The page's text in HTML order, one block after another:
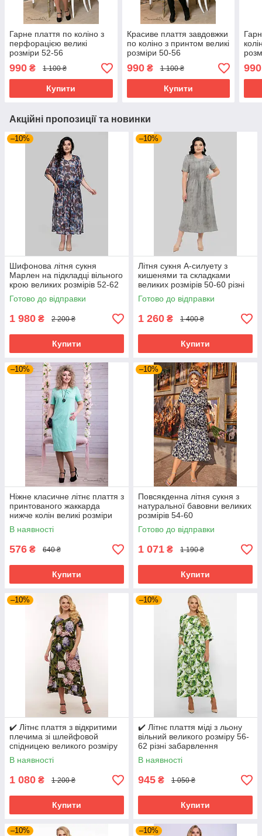
Гарне плаття по коліно з
перфорацією великі
розміри 52-56
990 ₴ 1 100 ₴
Купити
Красиве плаття завдовжки
по коліно з принтом великі
розміри 50-56
990₴ 1 100 ₴
Купити
990
Акційні пропозиції та новинки
–10%
Шифонова літня сукня
Марлен на підкладці вільного
крою великих розмірів 52-62
різні кольори
Готово до відправки
1 980 ₴ 2 200 ₴
Купити
–10%
Літня сукня А-силуету з
кишенями та складками
великих розмірів 50-60 різні
кольори сіра
Готово до відправки
1 260 ₴ 1 400 ₴
Купити
–10%
Ніжне класичне літнє плаття з
принтованого жаккарда
нижче колін великі розміри
48-54
В наявності
576 ₴ 640 ₴
Купити
–10%
Повсякденна літня сукня з
натуральної бавовни великих
розмірів 54-60
Готово до відправки
1 071 ₴ 1 190 ₴
Купити
–10%
✔️ Літнє плаття з відкритими
плечима зі шлейфовой
спідницею великого розміру
54-60
В наявності
1 080 ₴ 1 200 ₴
Купити
–10%
✔️ Літнє плаття міді з льону
вільний великого розміру 56-
62 різні забарвлення
В наявності
945 ₴ 1 050 ₴
Купити
–10% –10%